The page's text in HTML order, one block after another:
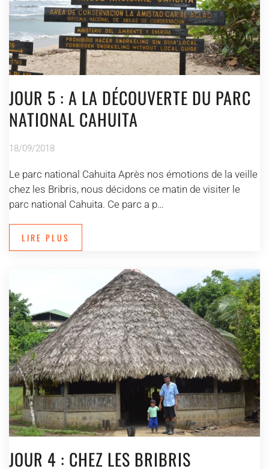
JOUR 5 : A LA DÉCOUVERTE DU PARC
NATIONAL CAHUITA
18/09/2018
Le parc national Cahuita Après nos émotions de la veille
chez les Bribris, nous décidons ce matin de visiter le
parc national Cahuita. Ce parc a p…
LIRE PLUS
JOUR 4 : CHEZ LES BRIBRIS